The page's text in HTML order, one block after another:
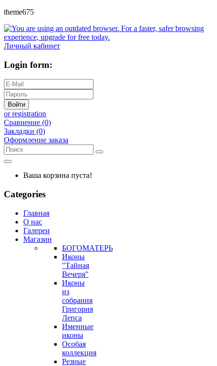
theme675
Личный кабинет
Login form:
Войти
or registration
Сравнение (0)
Закладки (0)
Оформление заказа
Ваша корзина пуста!
Categories
Главная
О нас
Галереи
Магазин
БОГОМАТЕРЬ
Иконы
"Тайная
Вечеря"
Иконы
из
собрания
Григория
Лепса
Именные
иконы
Особая
коллекция
Резные